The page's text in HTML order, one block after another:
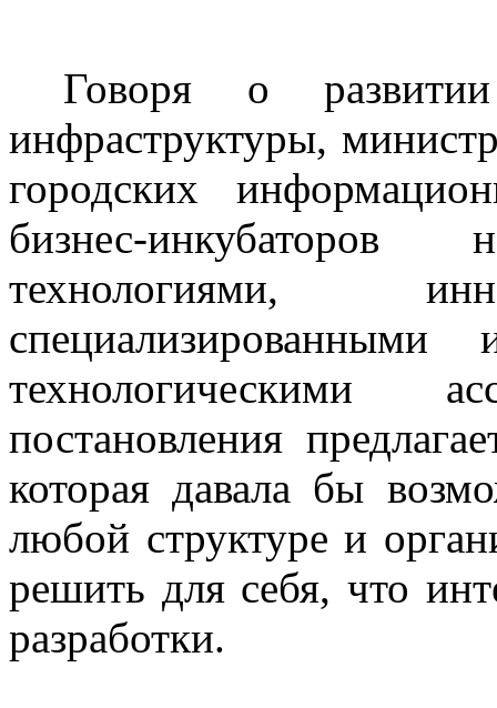
Говоря о развитии
инфраструктуры,
городских
бизнес-инкубаторов
технологиями,
специализированными
технологическими
постановления
которая давала бы
любой структуре и
решить для себя, что
разработки.